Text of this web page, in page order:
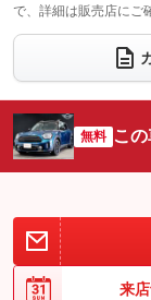
ウォークスルー
：装備なし
電動リアゲート
：装備なし
サイドカメラ
：装備なし
：装備なし
で、詳細は販売店にご
無料 こ
来